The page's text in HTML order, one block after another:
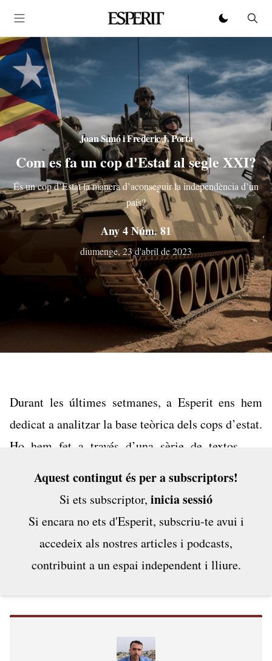
Joan SimóiFrederic J. Porta
Com es fa un cop d'Estat al segle XXI?
És un cop d’Estat la manera d’aconseguir la independència d’un
país?
Any 4 Núm. 81
diumenge, 23 d'abril de 2023
Durant les últimes setmanes, a Esperit ens hem
dedicat a analitzar la base teòrica dels cops d’estat.
Ho hem fet a través d’una sèrie de textos que
aquesta manera particular —i amb certa mala
fama— d’assaltar el poder, enderrocar-lo i
constituir-ne un de nou. No ha estat en va.
Reflexionar i enraonar sobre qüestions com...
Aquest contingut és per a subscriptors!
Si ets subscriptor, inicia sessió
Si encara no ets d'Esperit, subscriu-te avui i
accedeix als nostres articles i podcasts,
contribuint a un espai independent i lliure.